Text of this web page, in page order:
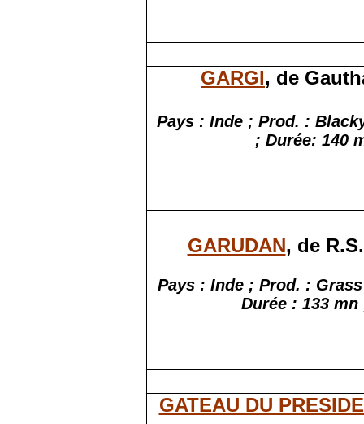
GARGI, de
Pays : Inde ; Prod. :
; Durée: 140
GARUDAN, de
Pays : Inde ; Prod. :
Durée : 133
GATEAU DU